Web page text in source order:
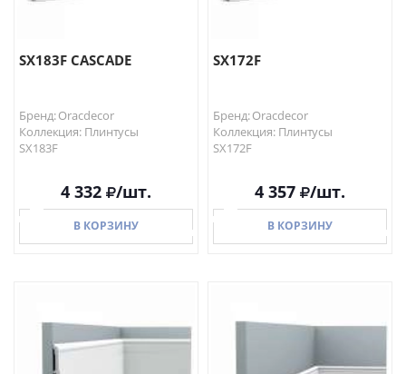
SX183F CASCADE
Бренд: Oracdecor
Коллекция: Плинтусы
SX183F
4 332 /шт.
В КОРЗИНУ
В КОРЗИНУ
SX172F
Бренд: Oracdecor
Коллекция: Плинтусы
SX172F
4 357 /шт.
В КОРЗИНУ
В КОРЗИНУ